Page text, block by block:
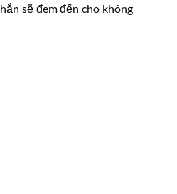
sẽ đem đến cho không